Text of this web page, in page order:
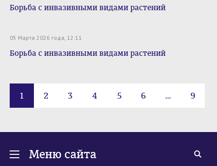
Борьба с инвазивными видами растений
05 Марта 2026 года, 12:11
Борьба с инвазивными видами растений
1 2 3 4 5 6 ... 9
Меню сайта